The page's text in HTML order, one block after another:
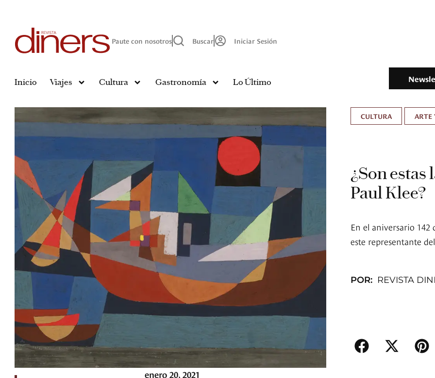
Paute con nosotros Buscar Iniciar Sesión
Inicio Viajes Cultura Gastronomía Lo Último
enero 20, 2021
CULTURA ARTE
¿Son estas
Paul Klee?
En el aniversario 142
este representante
POR: REVISTA